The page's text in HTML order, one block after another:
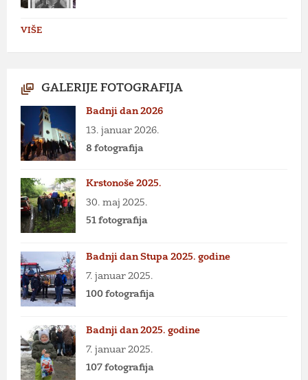
VIŠE
GALERIJE FOTOGRAFIJA
Badnji dan 2026
13. januar 2026.
8 fotografija
Krstonoše 2025.
30. maj 2025.
51 fotografija
Badnji dan Stupa 2025. godine
7. januar 2025.
100 fotografija
Badnji dan 2025. godine
7. januar 2025.
107 fotografija